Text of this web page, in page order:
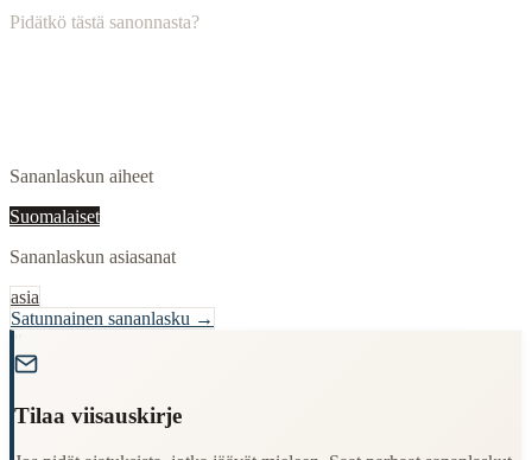
Pidätkö tästä sanonnasta?
Sananlaskun aiheet
Suomalaiset
Sananlaskun asiasanat
asia
Satunnainen sananlasku →
Tilaa viisauskirje